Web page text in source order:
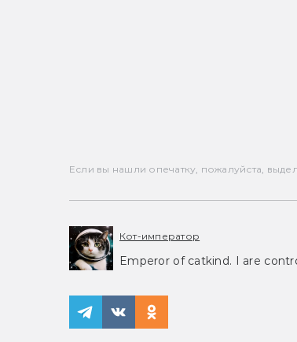
Если вы нашли опечатку, пожалуйста,
Кот-император
Emperor of catkind. I are